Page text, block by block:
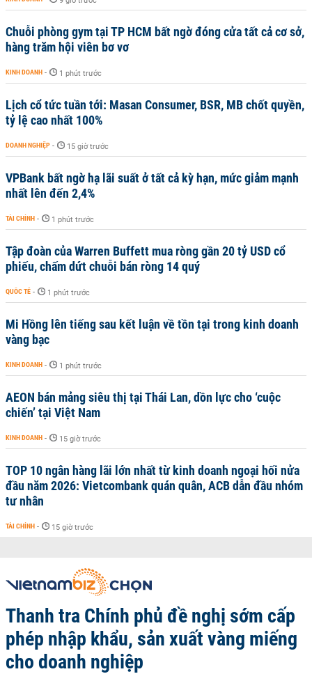
Chuỗi phòng gym tại TP HCM bất ngờ đóng cửa tất cả cơ sở,
hàng trăm hội viên bơ vơ
KINH DOANH - 1 phút trước
Lịch cổ tức tuần tới: Masan Consumer, BSR, MB chốt quyền,
tỷ lệ cao nhất 100%
DOANH NGHIỆP - 15 giờ trước
VPBank bất ngờ hạ lãi suất ở tất cả kỳ hạn, mức giảm mạnh
nhất lên đến 2,4%
TÀI CHÍNH - 1 phút trước
Tập đoàn của Warren Buffett mua ròng gần 20 tỷ USD cổ
phiếu, chấm dứt chuỗi bán ròng 14 quý
QUỐC TẾ - 1 phút trước
Mi Hồng lên tiếng sau kết luận về tồn tại trong kinh doanh
vàng bạc
KINH DOANH - 1 phút trước
AEON bán mảng siêu thị tại Thái Lan, dồn lực cho ‘cuộc
chiến’ tại Việt Nam
KINH DOANH - 15 giờ trước
TOP 10 ngân hàng lãi lớn nhất từ kinh doanh ngoại hối nửa
đầu năm 2026: Vietcombank quán quân, ACB dẫn đầu nhóm
tư nhân
TÀI CHÍNH - 15 giờ trước
Thanh tra Chính phủ đề nghị sớm cấp
phép nhập khẩu, sản xuất vàng miếng
cho doanh nghiệp